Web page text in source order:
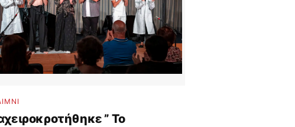
” Το